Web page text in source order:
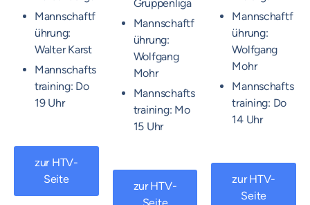
Mannschaftf
ührung:
Walter Karst
Mannschafts
training: Do
19 Uhr
zur HTV-
Seite
Gruppenliga
Mannschaftf
ührung:
Wolfgang
Mohr
Mannschafts
training: Mo
15 Uhr
zur HTV-
Mannschaftf
ührung:
Wolfgang
Mohr
Mannschafts
training: Do
14 Uhr
zur HTV-
Seite